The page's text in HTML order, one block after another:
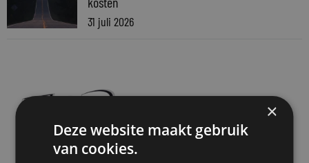
31 juli 2026
×
Deze website maakt gebruik
van cookies.